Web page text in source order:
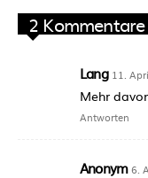
2 Kommentare
Lang 11.
Mehr
Antworten
Anonym 6.